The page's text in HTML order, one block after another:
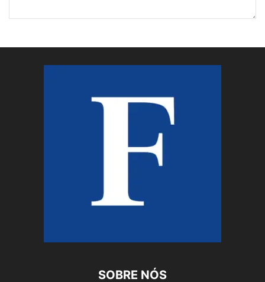
SOBRE NÓS